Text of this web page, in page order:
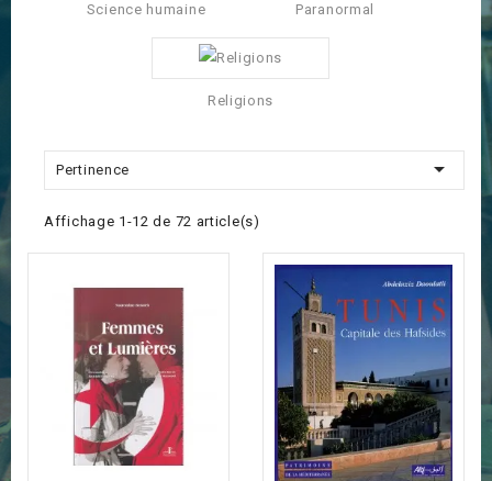
Science humaine Paranormal
Religions
Pertinence 
Affichage 1-12 de 72 article(s)